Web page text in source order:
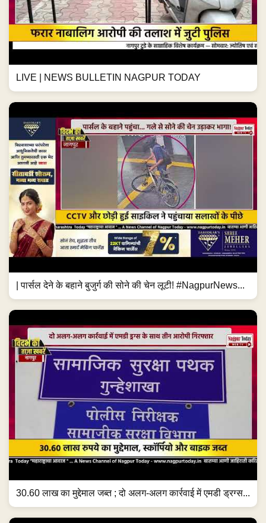
LIVE | NEWS BULLETIN NAGPUR TODAY
| पार्सल देने के बहाने बुजुर्ग की सोने की चेन लूटी! #NagpurNews...
30.60 लाख का मुद्देमाल जब्त ; दो अलग-अलग कार्रवाई में एमडी ड्रग्स...